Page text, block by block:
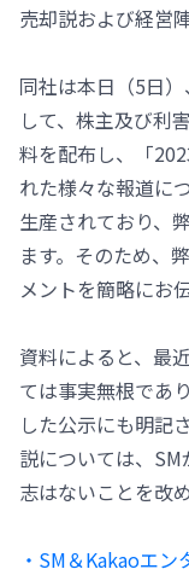
売却説および経営
同社は本日（5日
して、株主及び利
料を配布し、「
れた様々な報道に
生産されており、
ます。そのため、
メントを簡略にお
資料によると、最
ては事実無根であ
した公示にも明記
説については、
志はないことを改
・SM＆Kakaoエ